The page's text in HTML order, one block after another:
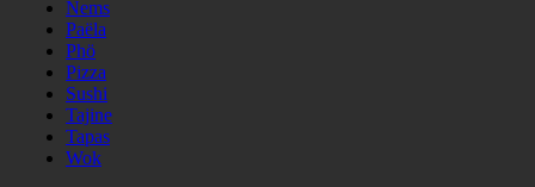
Nems
Paëla
Phö
Pizza
Sushi
Tajine
Tapas
Wok